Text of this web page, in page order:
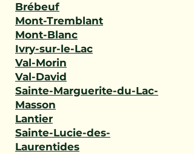
Brébeuf
Mont-Tremblant
Mont-Blanc
Ivry-sur-le-Lac
Val-Morin
Val-David
Sainte-Marguerite-du-Lac-
Masson
Lantier
Sainte-Lucie-des-
Laurentides